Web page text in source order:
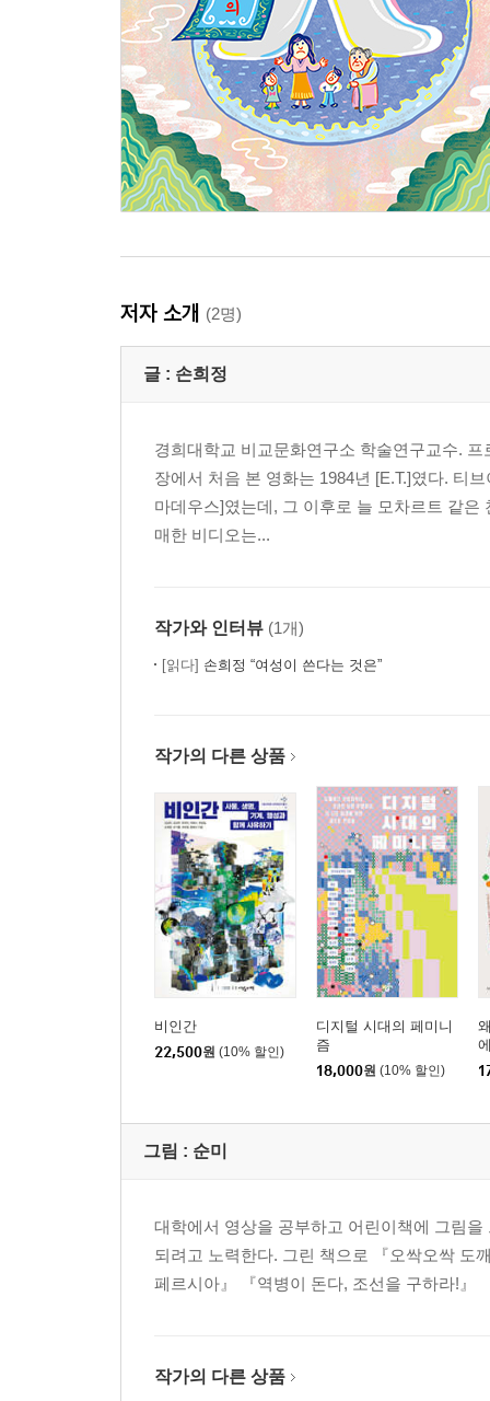
저자 소개 (2명)
글 : 손희정
경희대학교 비교문화연구소 학술연구교수.
장에서 처음 본 영화는 1984년 [E.T.]였다. 티
마데우스]였는데, 그 이후로 늘 모차르트 같은
매한 비디오는...
작가와 인터뷰 (1개)
[읽다] 손희정 “여성이 쓴다는 것은”
작가의 다른 상품
비인간
22,500원 (10% 할인)
디지털 시대의 페미니
즘
18,000원 (10% 할인)
그림 : 순미
대학에서 영상을 공부하고 어린이책에 그림
되려고 노력한다. 그린 책으로 『오싹오싹 도
페르시아』 『역병이 돈다, 조선을 구하라!』
작가의 다른 상품